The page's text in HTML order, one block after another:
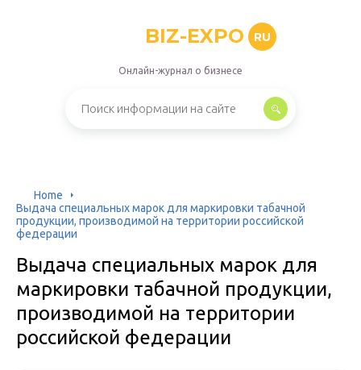
BIZ-EXPO RU
Онлайн-журнал о бизнесе
Home
Выдача специальных марок для маркировки табачной
продукции, производимой на территории российской
федерации
Выдача специальных марок для
маркировки табачной продукции,
производимой на территории
российской федерации